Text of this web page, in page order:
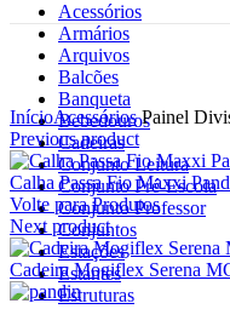
Acessórios
Armários
Arquivos
Balcões
Banqueta
Bebedouros
Cadeiras
Conjunto Leitura
Conjunto Pré-Escola
Conjunto Professor
Conjuntos
Estações
Estantes
Estruturas
Ampliar
InícioAcessóriosPainel
Previous product
Calha Passa Fio Maxxi
Volte para Produtos
Next product
Cadeira Mogiflex Serena